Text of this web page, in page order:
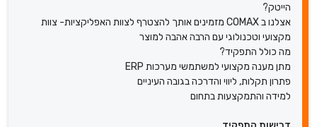
הייטק?
אצלנו ב COMAX מזמינים אותך להצטרף לצוות האפליקציות- צוות
מקצועי וטכנולוגי עם הרבה אהבה למוצר
מה כולל התפקיד?
מתן מענה מקצועי למשתמשי מערכות ERP
פתרון תקלות, ליווי והדרכה בגובה העיניים
למידה והתמקצעות בתחום